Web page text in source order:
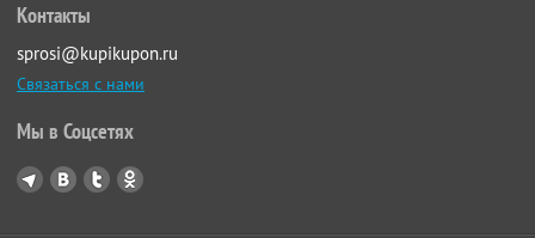
Контакты
sprosi@kupikupon.ru
Связаться с нами
Мы в Соцсетях